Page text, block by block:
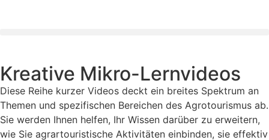
Kreative Mikro-Lernvideos
Diese Reihe kurzer Videos deckt ein breites Spektrum an
Themen und spezifischen Bereichen des Agrotourismus ab.
Sie werden Ihnen helfen, Ihr Wissen darüber zu erweitern,
wie Sie agrartouristische Aktivitäten einbinden, sie effektiv